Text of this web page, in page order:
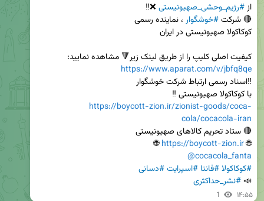
از #رژیم_وحشی_صهیونیستی
🔴 شرکت #خوشگوار
کیفیت اصلی کلیپ را از طریق لینک زیر🔻 مشاهده نمایید:
https://www.aparat.com/v/jbfq8qe
با کوکاکولا صهیونیستی ‼️
https://boycott-zion.ir/zionist-goods/coca-
cola/cocacola-iran
🌐
https://boycott-zion.ir
🌐
@cocacola_fanta
#کوکاکولا#فانتا #اسپرایت#دسانی
📣 #نشر_حداکثری
1 ۱۴:۵۵